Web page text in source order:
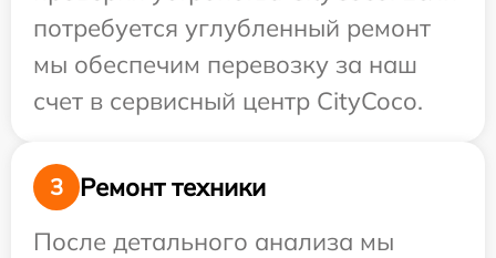
потребуется углубленный ремонт
мы обеспечим перевозку за наш
счет в сервисный центр CityCoco.
3
Ремонт техники
После детального анализа мы